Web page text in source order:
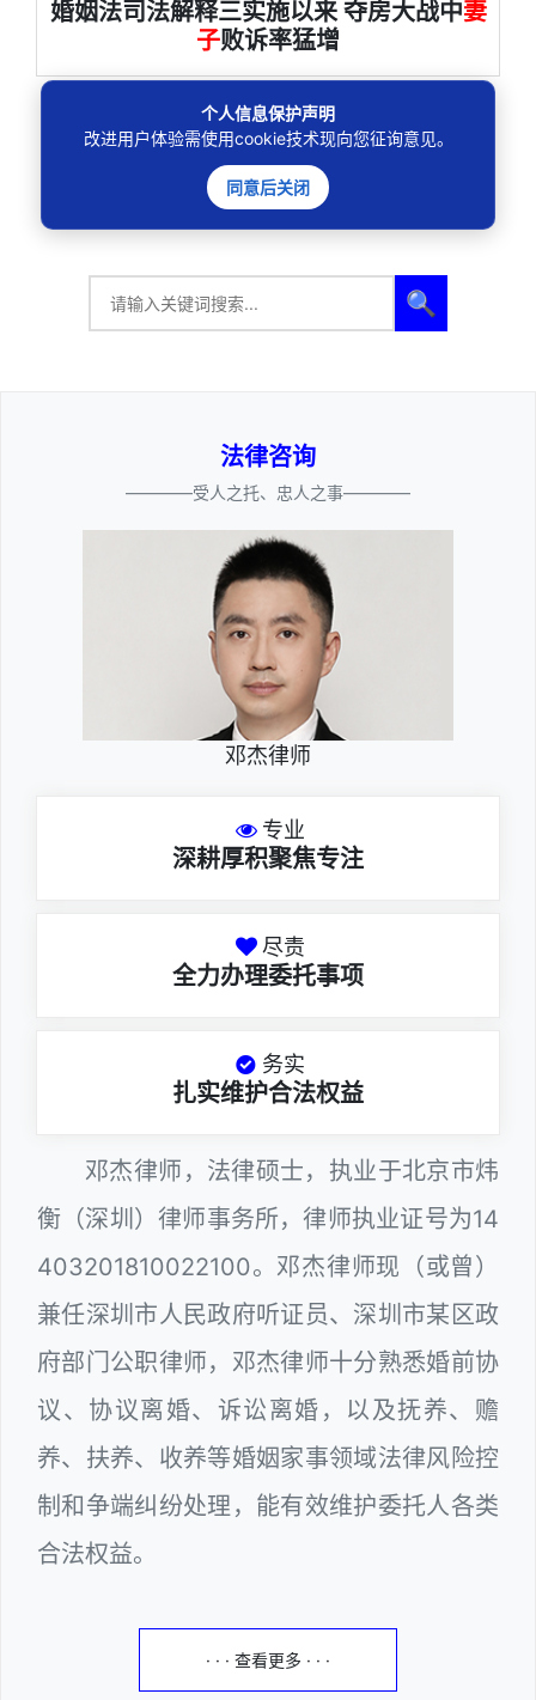
婚姻法司法解释三实施以来 夺房大战中妻
子败诉率猛增
12条 上一页 1 2 下一页
🔍
法律咨询
————受人之托、忠人之事————
邓杰律师
专业
深耕厚积聚焦专注
尽责
全力办理委托事项
务实
扎实维护合法权益
邓杰律师，法律硕士，执业于北京市炜
衡（深圳）律师事务所，律师执业证号为14
403201810022100。邓杰律师现（或曾）
兼任深圳市人民政府听证员、深圳市某区政
府部门公职律师，邓杰律师十分熟悉婚前协
议、协议离婚、诉讼离婚，以及抚养、赡
养、扶养、收养等婚姻家事领域法律风险控
制和争端纠纷处理，能有效维护委托人各类
合法权益。
· · · 查看更多 · · ·
个人信息保护声明
改进用户体验需使用cookie技术现向您征询意见。
同意后关闭